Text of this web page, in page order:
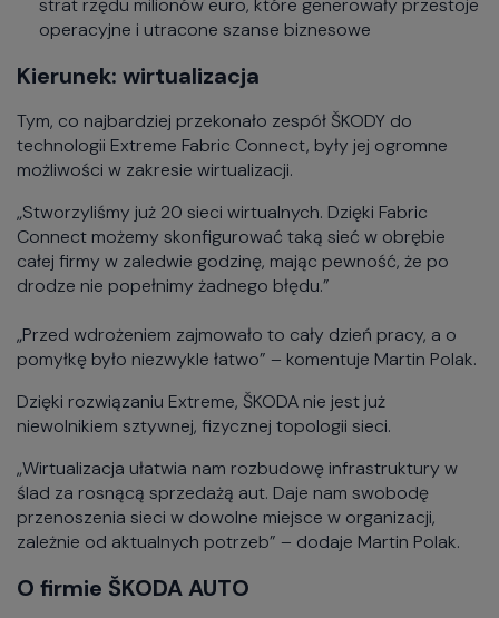
strat rzędu milionów euro, które generowały przestoje
operacyjne i utracone szanse biznesowe
Kierunek: wirtualizacja
Tym, co najbardziej przekonało zespół ŠKODY do
technologii Extreme Fabric Connect, były jej ogromne
możliwości w zakresie wirtualizacji.
„Stworzyliśmy już 20 sieci wirtualnych. Dzięki Fabric
Connect możemy skonfigurować taką sieć w obrębie
całej firmy w zaledwie godzinę, mając pewność, że po
drodze nie popełnimy żadnego błędu.”
„Przed wdrożeniem zajmowało to cały dzień pracy, a o
pomyłkę było niezwykle łatwo” – komentuje Martin Polak.
Dzięki rozwiązaniu Extreme, ŠKODA nie jest już
niewolnikiem sztywnej, fizycznej topologii sieci.
„Wirtualizacja ułatwia nam rozbudowę infrastruktury w
ślad za rosnącą sprzedażą aut. Daje nam swobodę
przenoszenia sieci w dowolne miejsce w organizacji,
zależnie od aktualnych potrzeb” – dodaje Martin Polak.
O firmie ŠKODA AUTO